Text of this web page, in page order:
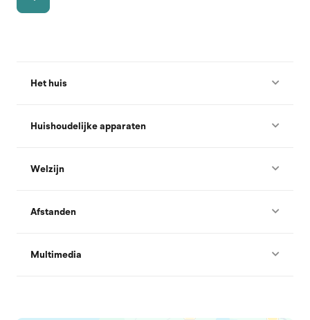
Het huis
Huishoudelijke apparaten
Welzijn
Afstanden
Multimedia